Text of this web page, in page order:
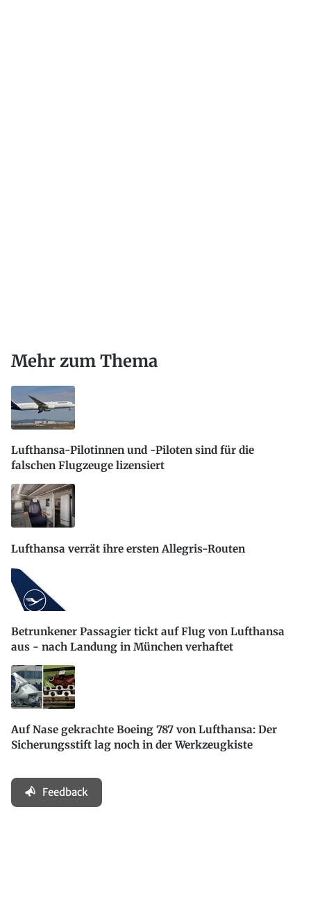
Mehr zum Thema
Lufthansa-Pilotinnen und -Piloten sind für die
falschen Flugzeuge lizensiert
Lufthansa verrät ihre ersten Allegris-Routen
Betrunkener Passagier tickt auf Flug von Lufthansa
aus - nach Landung in München verhaftet
Auf Nase gekrachte Boeing 787 von Lufthansa: Der
Sicherungsstift lag noch in der Werkzeugkiste
Feedback